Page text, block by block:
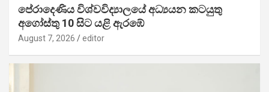
පේරාදෙණිය විශ්වවිද්‍යාලයේ අධ්‍යයන කටයුතු
අගෝස්තු 10 සිට යළි ඇරඹේ
August 7, 2026 editor